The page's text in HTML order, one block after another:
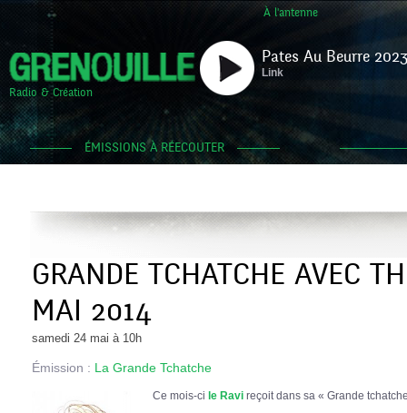
À l'antenne
Radio & Création
Pates Au Beurre
Link
ÉMISSIONS À RÉECOUTER
GRANDE TCHATCHE AVEC
MAI 2014
samedi 24 mai à 10h
Émission : La Grande Tchatche
Ce mois-ci le Ravi reçoit dans sa « Grande